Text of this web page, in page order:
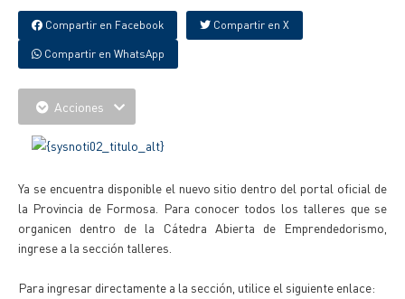
Compartir en Facebook Compartir en X
Compartir en WhatsApp
Acciones
Ya se encuentra disponible el nuevo sitio dentro del portal oficial de
la Provincia de Formosa. Para conocer todos los talleres que se
organicen dentro de la Cátedra Abierta de Emprendedorismo,
ingrese a la sección talleres.
Para ingresar directamente a la sección, utilice el siguiente enlace: